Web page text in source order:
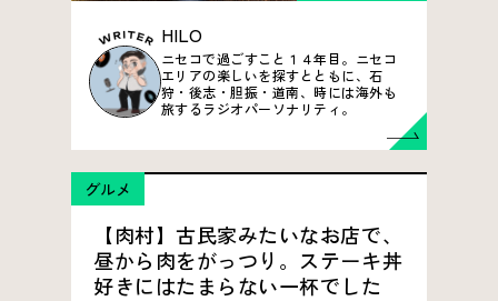
HILO
ニセコで過ごすこと１４年目。ニセコ
エリアの楽しいを探すとともに、石
狩・後志・胆振・道南、時には海外も
旅するラジオパーソナリティ。
グルメ
【肉村】古民家みたいなお店で、
昼から肉をがっつり。ステーキ丼
好きにはたまらない一杯でした